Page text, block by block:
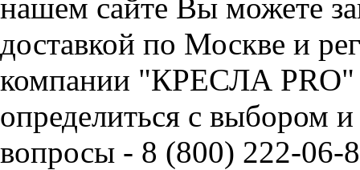
нашем сайте Вы можете
доставкой по Москве и
компании "КРЕСЛА PRO"
определиться с выбором
вопросы - 8 (800) 222-06-